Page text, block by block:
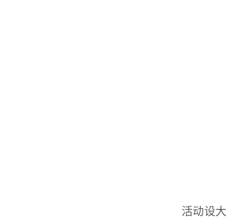
活动设